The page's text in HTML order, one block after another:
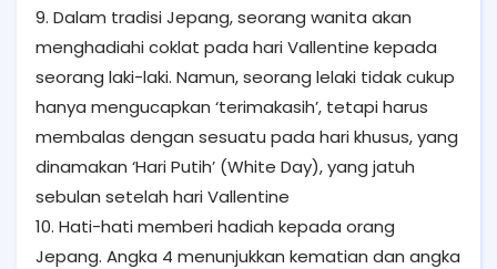
9. Dalam tradisi Jepang, seorang wanita akan
menghadiahi coklat pada hari Vallentine kepada
seorang laki-laki. Namun, seorang lelaki tidak cukup
hanya mengucapkan ‘terimakasih’, tetapi harus
membalas dengan sesuatu pada hari khusus, yang
dinamakan ‘Hari Putih’ (White Day), yang jatuh
sebulan setelah hari Vallentine
10. Hati-hati memberi hadiah kepada orang
Jepang. Angka 4 menunjukkan kematian dan angka